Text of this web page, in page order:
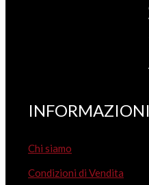
INFORMAZIONI
Chi siamo
Condizioni di Vendita